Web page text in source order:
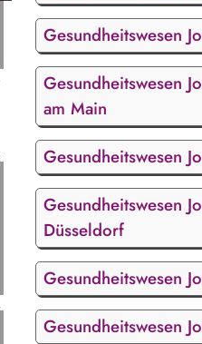
Gesundheitswesen
Gesundheitswesen
am Main
Gesundheitswesen
Gesundheitswesen
Düsseldorf
Gesundheitswesen
Gesundheitswesen